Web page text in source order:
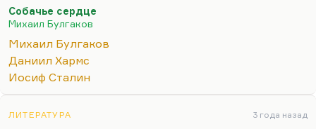
многом и создал сам Булгаков. «Мастер и
Маргарита» – это роман торжествующего
гламура. Кстати говоря, голая вечеринка
Воланда… Многие уже отметили эту параллель, с
танцами в женских платьях, приветы «Гибели
привет.
Собачье сердце
Михаил Булгаков
Михаил Булгаков
Даниил Хармс
Иосиф Сталин
ЛИТЕРАТУРА 3 года назад